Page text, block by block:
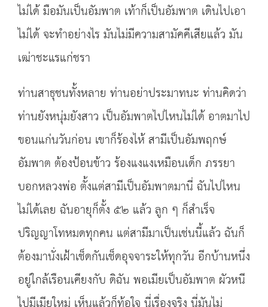
ไม่ได้ มือมันเป็นอัมพาต เท้าก็เป็นอัมพาต เดินไปเอา
ไม่ได้ จะทำอย่างไร มันไม่มีความสามัคคีเสียแล้ว มัน
เฒ่าชะแรแก่ชรา
ท่านสาธุชนทั้งหลาย ท่านอย่าประมาทนะ ท่านคิดว่า
ท่านยังหนุ่มยังสาว เป็นอัมพาตไปไหนไม่ได้ อาตมาไป
ขอนแก่นวันก่อน เขาก็ร้องไห้ สามีเป็นอัมพฤกษ์
อัมพาต ต้องป้อนข้าว ร้องแงแงเหมือนเด็ก ภรรยา
บอกหลวงพ่อ ตั้งแต่สามีเป็นอัมพาตมานี่ ฉันไปไหน
ไม่ได้เลย ฉันอายุก็ตั้ง ๕๒ แล้ว ลูก ๆ ก็สำเร็จ
ปริญญาโทหมดทุกคน แต่สามีมาเป็นเช่นนี้แล้ว ฉันก็
ต้องมานั่งเฝ้าเช็ดกันเช็ดอุจจาระให้ทุกวัน อีกบ้านหนึ่ง
อยู่ใกล้เรือนเคียงกับ ดิฉัน พอเมียเป็นอัมพาต ผัวหนี